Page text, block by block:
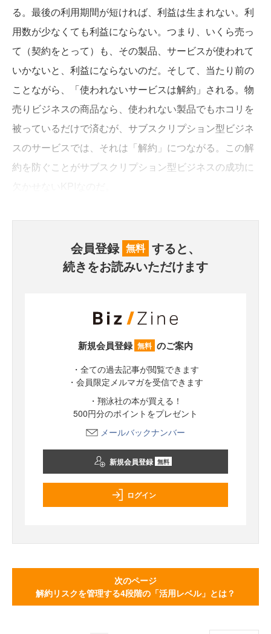
る。最後の利用期間が短ければ、利益は生まれない。利
用数が少なくても利益にならない。つまり、いくら売っ
て（契約をとって）も、その製品、サービスが使われて
いかないと、利益にならないのだ。そして、当たり前の
ことながら、「使われないサービスは解約」される。物
売りビジネスの商品なら、使われない製品でもホコリを
被っているだけで済むが、サブスクリプション型ビジネ
スのサービスでは、それは「解約」につながる。この解
約を防ぐことがサブスクリプション型ビジネスの成功に
会員登録 無料 すると、
続きをお読みいただけます
新規会員登録 無料 のご案内
・全ての過去記事が閲覧できます
・会員限定メルマガを受信できます
・翔泳社の本が買える！
500円分のポイントをプレゼント
メールバックナンバー
新規会員登録 無料
ログイン
次のページ
解約リスクを管理する4段階の「活用レベル」とは？